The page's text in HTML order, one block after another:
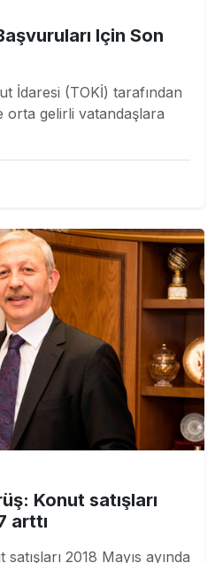
Için Son
İdaresi (TOKİ) tarafından
orta gelirli vatandaşlara
Konut satışları
arttı
2018 Mayıs ayında